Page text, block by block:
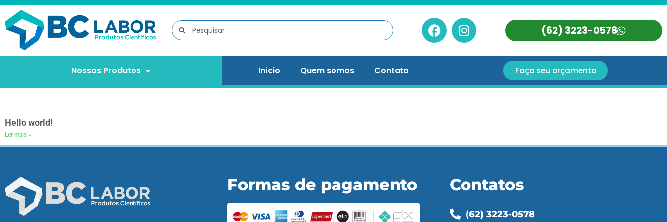
(62) 3223-0578
Nossos Produtos Início Quem somos Contato Faça seu orçamento
Hello world!
Ler mais »
Formas de pagamento Contatos
(62) 3223-0578